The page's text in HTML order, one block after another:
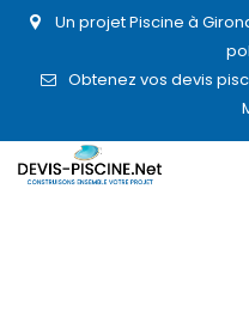
Un projet Piscine à
Obtenez vos devis